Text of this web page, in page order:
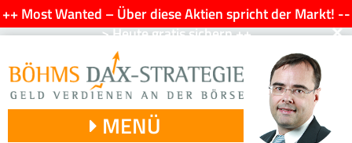
++ Most Wanted – Über diese Aktien spricht der Markt! --
> Heute gratis sichern ++
×
MENÜ